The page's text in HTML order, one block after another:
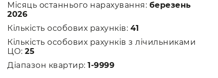
Місяць останнього нарахування: березень
2026
Кількість особових рахунків: 41
Кількість особових рахунків з лічильниками
ЦО: 25
Діапазон квартир: 1-9999